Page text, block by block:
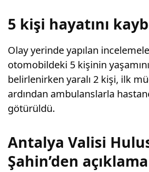
5 kişi hayatını
Olay yerinde yapılan
otomobildeki 5 kişinin
belirlenirken yaralı 2 kişi, ilk
ardından ambulanslarla
götürüldü.
Antalya Valisi
Şahin’den açıklama